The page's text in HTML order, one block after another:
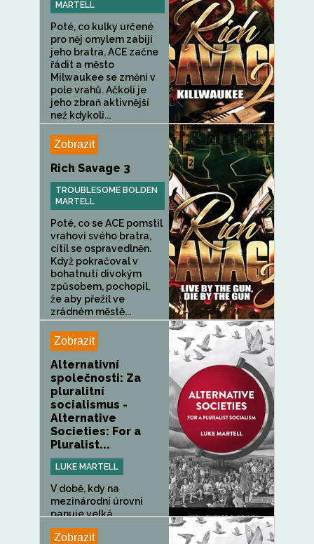
MARTELL
Poté, co kulky určené
pro něj omylem zabijí
jeho bratra, ACE začne
řádit a město
Milwaukee se změní v
pole vrahů. Ačkoli je
jeho zbraň aktivnější
než kdykoli...
Zobrazit
Rich Savage 3
TROUBLESOME BOLDEN
MARTELL
Poté, co se ACE pomstil
vrahovi svého bratra,
cítil se ospravedlněn.
Když pokračoval v
bohatnutí divokým
způsobem, pochopil,
že aby přežil ve
zrádném městě...
Zobrazit
Alternativní
společnosti: Za
pluralitní
socialismus -
Alternative
Societies: For a
Pluralist...
LUKE MARTELL
V době, kdy na
mezinárodní úrovni
panuje velká...
Zobrazit